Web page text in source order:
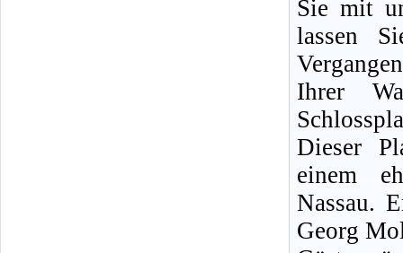
Sie mit
lassen
Ihrer
Dieser
einem
Nassau.
Georg